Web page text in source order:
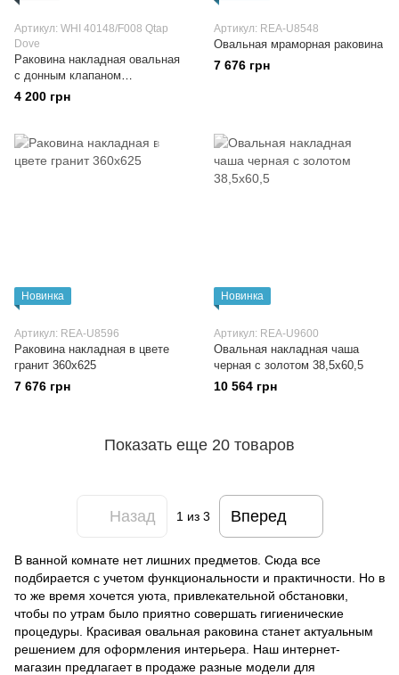
Артикул: WHI 40148/F008 Qtap
Dove
Раковина накладная овальная
с донным клапаном
680*420*120
4 200 грн
Артикул: REA-U8548
Овальная мраморная раковина
7 676 грн
Новинка
Артикул: REA-U8596
Раковина накладная в цвете
гранит 360x625
7 676 грн
Новинка
Артикул: REA-U9600
Овальная накладная чаша
черная с золотом 38,5x60,5
10 564 грн
Показать еще 20 товаров
Назад 1 из 3 Вперед
В ванной комнате нет лишних предметов. Сюда все
подбирается с учетом функциональности и практичности. Но в
то же время хочется уюта, привлекательной обстановки,
чтобы по утрам было приятно совершать гигиенические
процедуры. Красивая овальная раковина станет актуальным
решением для оформления интерьера. Наш интернет-
магазин предлагает в продаже разные модели для